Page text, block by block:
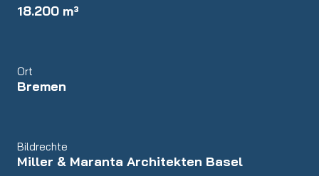
18.200 m³
Ort
Bremen
Bildrechte
Miller & Maranta Architekten Basel